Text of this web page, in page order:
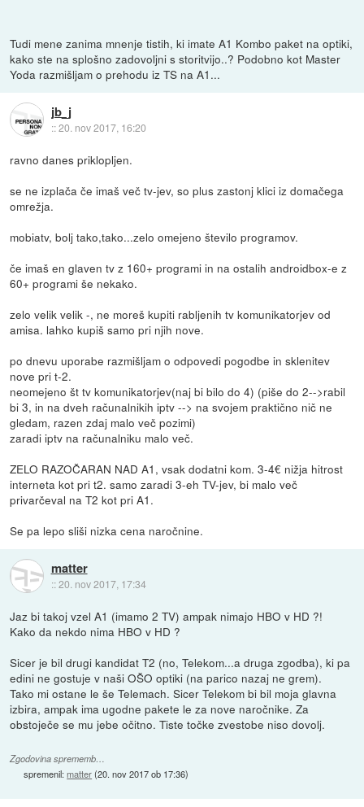
Tudi mene zanima mnenje tistih, ki imate A1 Kombo paket na optiki,
kako ste na splošno zadovoljni s storitvijo..? Podobno kot Master
Yoda razmišljam o prehodu iz TS na A1...
jb_j
::20. nov 2017, 16:20
ravno danes priklopljen.
se ne izplača če imaš več tv-jev, so plus zastonj klici iz domačega
omrežja.
mobiatv, bolj tako,tako...zelo omejeno število programov.
če imaš en glaven tv z 160+ programi in na ostalih androidbox-e z
60+ programi še nekako.
zelo velik velik -, ne moreš kupiti rabljenih tv komunikatorjev od
amisa. lahko kupiš samo pri njih nove.
po dnevu uporabe razmišljam o odpovedi pogodbe in sklenitev
nove pri t-2.
neomejeno št tv komunikatorjev(naj bi bilo do 4) (piše do 2-->rabil
bi 3, in na dveh računalnikih iptv --> na svojem praktično nič ne
gledam, razen zdaj malo več pozimi)
zaradi iptv na računalniku malo več.
ZELO RAZOČARAN NAD A1, vsak dodatni kom. 3-4€ nižja hitrost
interneta kot pri t2. samo zaradi 3-eh TV-jev, bi malo več
privarčeval na T2 kot pri A1.
Se pa lepo sliši nizka cena naročnine.
matter
::20. nov 2017, 17:34
Jaz bi takoj vzel A1 (imamo 2 TV) ampak nimajo HBO v HD ?!
Kako da nekdo nima HBO v HD ?
Sicer je bil drugi kandidat T2 (no, Telekom...a druga zgodba), ki pa
edini ne gostuje v naši OŠO optiki (na parico nazaj ne grem).
Tako mi ostane le še Telemach. Sicer Telekom bi bil moja glavna
izbira, ampak ima ugodne pakete le za nove naročnike. Za
obstoječe se mu jebe očitno. Tiste točke zvestobe niso dovolj.
Zgodovina sprememb…
spremenil:matter(20. nov 2017 ob 17:36)